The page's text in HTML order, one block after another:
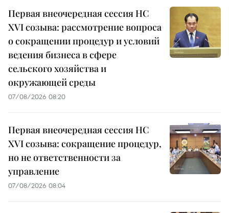
Первая внеочередная сессия НС
XVI созыва: рассмотрение вопроса
о сокращении процедур и условий
ведения бизнеса в сфере
сельского хозяйства и
окружающей среды
07/08/2026 08:20
Первая внеочередная сессия НС
XVI созыва: сокращение процедур,
но не ответственности за
управление
07/08/2026 08:04